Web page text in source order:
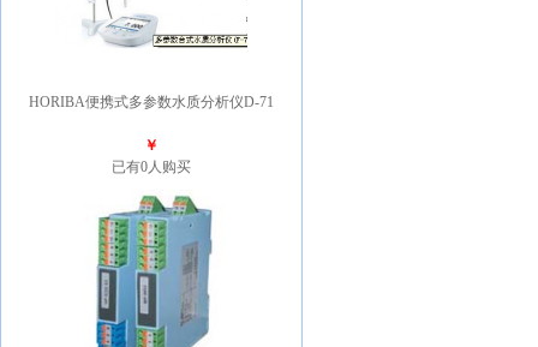
HORIBA便携式多参数水质分析仪D-71
￥
已有0人购买